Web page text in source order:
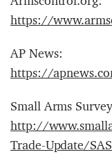
https://
AP News:
https://
Small Arms
http://
Trade-Update/